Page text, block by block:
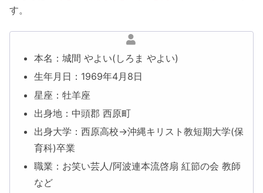
す。
本名：城間 やよい(しろま やよい)
生年月日：1969年4月8日
星座：牡羊座
出身地：中頭郡 西原町
出身大学：西原高校→沖縄キリスト教短期大学(保
育科)卒業
職業：お笑い芸人/阿波連本流啓扇 紅節の会 教師
など